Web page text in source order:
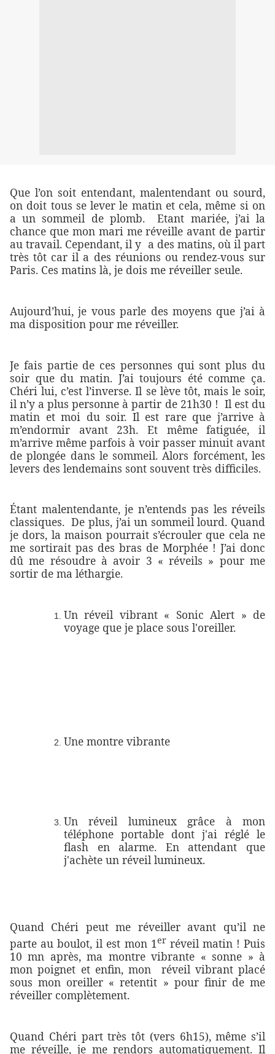
Que l’on soit entendant, malentendant ou sourd,
on doit tous se lever le matin et cela, même si on
a un sommeil de plomb. Etant mariée, j’ai la
chance que mon mari me réveille avant de partir
au travail. Cependant, il y a des matins, où il part
très tôt car il a des réunions ou rendez-vous sur
Paris. Ces matins là, je dois me réveiller seule.
Aujourd’hui, je vous parle des moyens que j’ai à
ma disposition pour me réveiller.
Je fais partie de ces personnes qui sont plus du
soir que du matin. J’ai toujours été comme ça.
Chéri lui, c’est l’inverse. Il se lève tôt, mais le soir,
il n’y a plus personne à partir de 21h30 ! Il est du
matin et moi du soir. Il est rare que j’arrive à
m’endormir avant 23h. Et même fatiguée, il
m’arrive même parfois à voir passer minuit avant
de plongée dans le sommeil. Alors forcément, les
levers des lendemains sont souvent très difficiles.
Étant malentendante, je n’entends pas les réveils
classiques. De plus, j’ai un sommeil lourd. Quand
je dors, la maison pourrait s’écrouler que cela ne
me sortirait pas des bras de Morphée ! J’ai donc
dû me résoudre à avoir 3 « réveils » pour me
sortir de ma léthargie.
Un réveil vibrant « Sonic Alert » de
voyage que je place sous l'oreiller.
Une montre vibrante
Un réveil lumineux grâce à mon
téléphone portable dont j'ai réglé le
flash en alarme. En attendant que
j'achète un réveil lumineux.
Quand Chéri peut me réveiller avant qu’il ne
parte au boulot, il est mon 1erréveil matin ! Puis
10 mn après, ma montre vibrante « sonne » à
mon poignet et enfin, mon réveil vibrant placé
sous mon oreiller « retentit » pour finir de me
réveiller complètement.
Quand Chéri part très tôt (vers 6h15), même s’il
me réveille, je me rendors automatiquement. Il